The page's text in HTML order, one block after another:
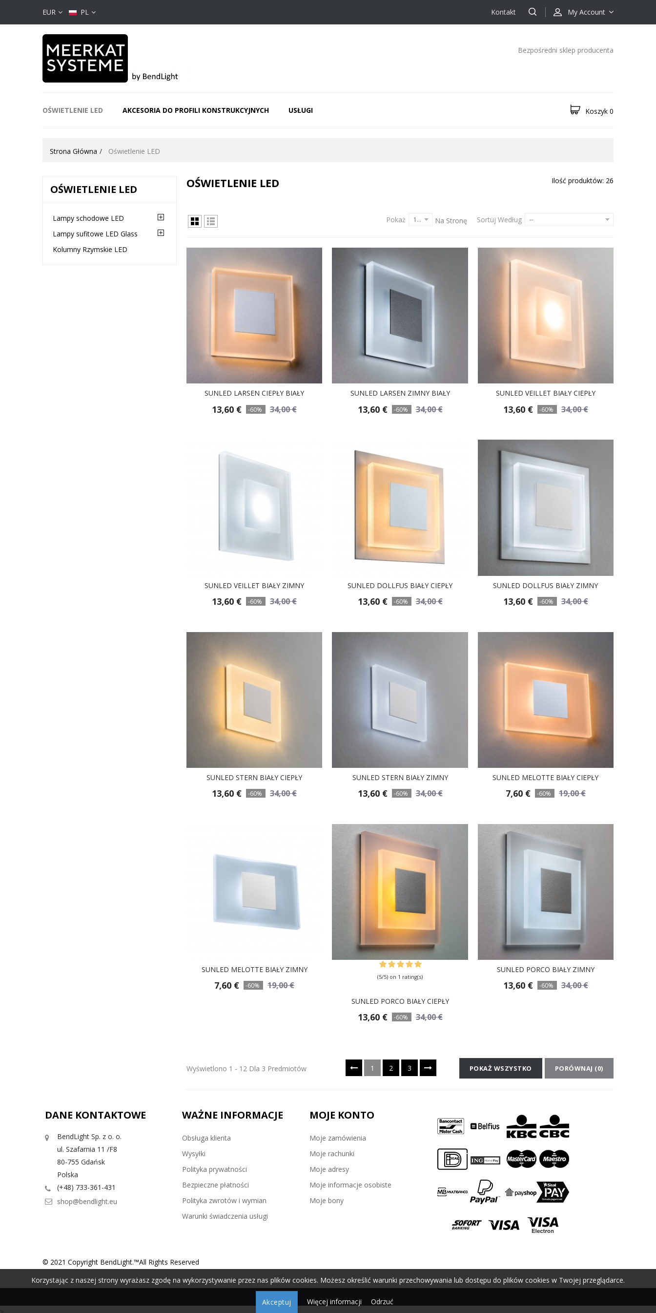
My Account
EUR PL Kontakt
Bezpośredni sklep producenta
OŚWIETLENIE LED AKCESORIA DO PROFILI KONSTRUKCYJNYCH USŁUGI Koszyk 0
Strona Główna Oświetlenie LED
OŚWIETLENIE LED
Lampy schodowe LED
Lampy sufitowe LED Glass
Kolumny Rzymskie LED
OŚWIETLENIE LED Ilość produktów: 26
Sortuj Według --
Pokaż 12 Na Stronę
SUNLED LARSEN CIEPŁY BIAŁY
13,60 € -60% 34,00 €
SUNLED LARSEN ZIMNY BIAŁY
13,60 € -60% 34,00 €
SUNLED VEILLET BIAŁY CIEPŁY
13,60 € -60% 34,00 €
SUNLED VEILLET BIAŁY ZIMNY
13,60 € -60% 34,00 €
SUNLED DOLLFUS BIAŁY CIEPŁY
13,60 € -60% 34,00 €
SUNLED DOLLFUS BIAŁY ZIMNY
13,60 € -60% 34,00 €
SUNLED STERN BIAŁY CIEPŁY
13,60 € -60% 34,00 €
SUNLED STERN BIAŁY ZIMNY
13,60 € -60% 34,00 €
SUNLED MELOTTE BIAŁY CIEPŁY
7,60 € -60% 19,00 €
SUNLED MELOTTE BIAŁY ZIMNY
7,60 € -60% 19,00 €
(5/5) on 1 rating(s)
SUNLED PORCO BIAŁY CIEPŁY
13,60 € -60% 34,00 €
SUNLED PORCO BIAŁY ZIMNY
13,60 € -60% 34,00 €
PORÓWNAJ (0)
POKAŻ WSZYSTKO
1 2 3
Wyświetlono 1 - 12 Dla 3 Predmiotów
DANE KONTAKTOWE
BendLight Sp. z o. o.
ul. Szafarnia 11 /F8
80-755 Gdańsk
Polska
(+48) 733-361-431
shop@bendlight.eu
WAŻNE INFORMACJE
Obsługa klienta
Wysyłki
Polityka prywatności
Bezpieczne płatności
Polityka zwrotów i wymian
Warunki świadczenia usługi
MOJE KONTO
Moje zamówienia
Moje rachunki
Moje adresy
Moje informacje osobiste
Moje bony
© 2021 Copyright BendLight.™All Rights Reserved
Korzystając z naszej strony wyrażasz zgodę na wykorzystywanie przez nas plików cookies. Możesz określić warunki przechowywania lub dostępu do plików cookies w Twojej przeglądarce.
Akceptuj Więcej informacji
Odrzuć